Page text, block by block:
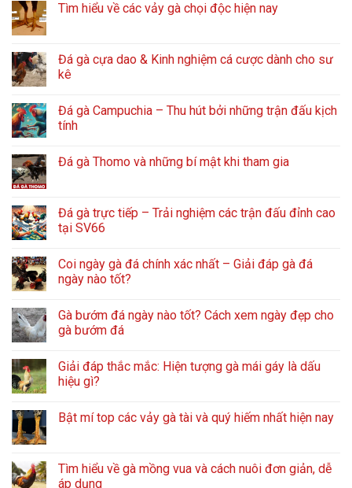
Tìm hiểu về các vảy gà chọi độc hiện nay
Đá gà cựa dao & Kinh nghiệm cá cược dành cho sư
kê
Đá gà Campuchia – Thu hút bởi những trận đấu kịch
tính
Đá gà Thomo và những bí mật khi tham gia
Đá gà trực tiếp – Trải nghiệm các trận đấu đỉnh cao
tại SV66
Coi ngày gà đá chính xác nhất – Giải đáp gà đá
ngày nào tốt?
Gà bướm đá ngày nào tốt? Cách xem ngày đẹp cho
gà bướm đá
Giải đáp thắc mắc: Hiện tượng gà mái gáy là dấu
hiệu gì?
Bật mí top các vảy gà tài và quý hiếm nhất hiện nay
Tìm hiểu về gà mồng vua và cách nuôi đơn giản, dễ
áp dụng